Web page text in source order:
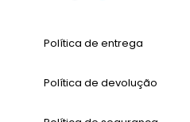
Política de entrega
Política de devolução